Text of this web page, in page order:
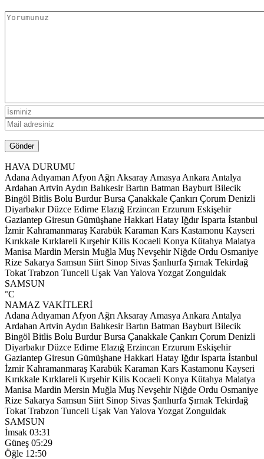
HAVA DURUMU
Adana Adıyaman Afyon Ağrı Aksaray Amasya Ankara Antalya
Ardahan Artvin Aydın Balıkesir Bartın Batman Bayburt Bilecik
Bingöl Bitlis Bolu Burdur Bursa Çanakkale Çankırı Çorum Denizli
Diyarbakır Düzce Edirne Elazığ Erzincan Erzurum Eskişehir
Gaziantep Giresun Gümüşhane Hakkari Hatay Iğdır Isparta İstanbul
İzmir Kahramanmaraş Karabük Karaman Kars Kastamonu Kayseri
Kırıkkale Kırklareli Kırşehir Kilis Kocaeli Konya Kütahya Malatya
Manisa Mardin Mersin Muğla Muş Nevşehir Niğde Ordu Osmaniye
Rize Sakarya Samsun Siirt Sinop Sivas Şanlıurfa Şırnak Tekirdağ
Tokat Trabzon Tunceli Uşak Van Yalova Yozgat Zonguldak
SAMSUN
°C
NAMAZ VAKİTLERİ
Adana Adıyaman Afyon Ağrı Aksaray Amasya Ankara Antalya
Ardahan Artvin Aydın Balıkesir Bartın Batman Bayburt Bilecik
Bingöl Bitlis Bolu Burdur Bursa Çanakkale Çankırı Çorum Denizli
Diyarbakır Düzce Edirne Elazığ Erzincan Erzurum Eskişehir
Gaziantep Giresun Gümüşhane Hakkari Hatay Iğdır Isparta İstanbul
İzmir Kahramanmaraş Karabük Karaman Kars Kastamonu Kayseri
Kırıkkale Kırklareli Kırşehir Kilis Kocaeli Konya Kütahya Malatya
Manisa Mardin Mersin Muğla Muş Nevşehir Niğde Ordu Osmaniye
Rize Sakarya Samsun Siirt Sinop Sivas Şanlıurfa Şırnak Tekirdağ
Tokat Trabzon Tunceli Uşak Van Yalova Yozgat Zonguldak
SAMSUN
İmsak 03:31
Güneş 05:29
Öğle 12:50